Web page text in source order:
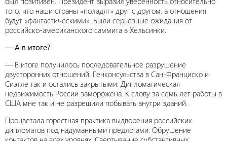
того, что наши страны «поладят» друг с другом, а отношения
будут «фантастическими». Были серьезные ожидания от
российско-американского саммита в Хельсинки.
— А в итоге?
— В итоге получилось последовательное разрушение
двусторонних отношений. Генконсульства в Сан-Франциско и
Сиэтле так и остались закрытыми. Дипломатическая
недвижимость России заморожена. К слову за семь лет работы в
США мне так и не разрешили побывать внутри зданий.
Процветала горестная практика выдворения российских
дипломатов под надуманными предлогами. Обрушение